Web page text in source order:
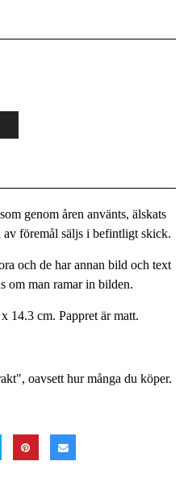
genom åren använts, älskats
föremål säljs i befintligt skick.
och de har annan bild och text
om man ramar in bilden.
14.3 cm. Pappret är matt.
oavsett hur många du köper.